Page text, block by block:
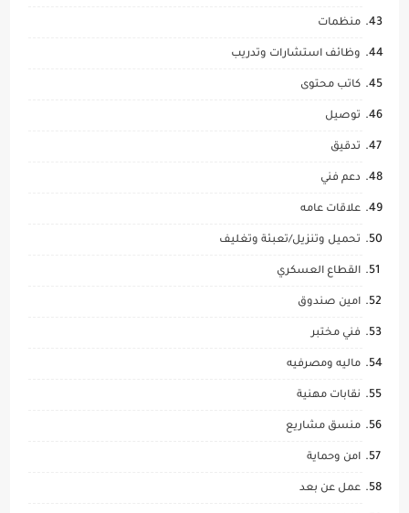
منظمات
وظائف استشارات وتدريب
كاتب محتوى
توصيل
تدقيق
دعم فني
علاقات عامه
تحميل وتنزيل/تعبئة وتغليف
القطاع العسكري
امين صندوق
فني مختبر
ماليه ومصرفيه
نقابات مهنية
منسق مشاريع
امن وحماية
عمل عن بعد